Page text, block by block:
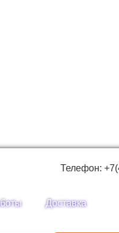
Телефон:
Доставка